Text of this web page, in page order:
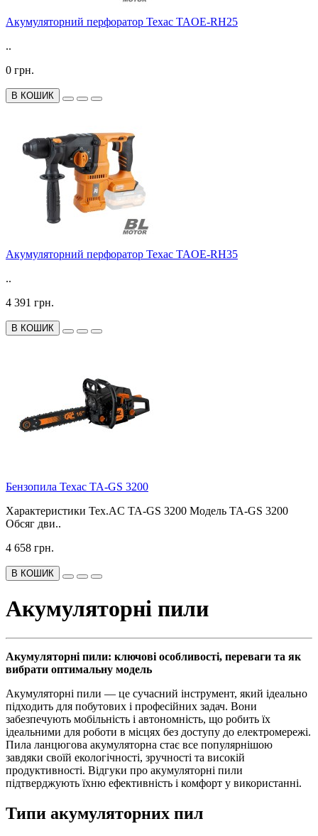
Акумуляторний перфоратор Техас TAOE-RH25
..
0 грн.
В КОШИК
Акумуляторний перфоратор Техас TAOE-RH35
..
4 391 грн.
В КОШИК
Бензопила Техас TA-GS 3200
Характеристики Tex.AC TA-GS 3200 Модель TA-GS 3200
Обсяг дви..
4 658 грн.
В КОШИК
Акумуляторні пили
Акумуляторні пили: ключові особливості, переваги та як
вибрати оптимальну модель
Акумуляторні пили — це сучасний інструмент, який ідеально
підходить для побутових і професійних задач. Вони
забезпечують мобільність і автономність, що робить їх
ідеальними для роботи в місцях без доступу до електромережі.
Пила ланцюгова акумуляторна стає все популярнішою
завдяки своїй екологічності, зручності та високій
продуктивності. Відгуки про акумуляторні пили
підтверджують їхню ефективність і комфорт у використанні.
Типи акумуляторних пил